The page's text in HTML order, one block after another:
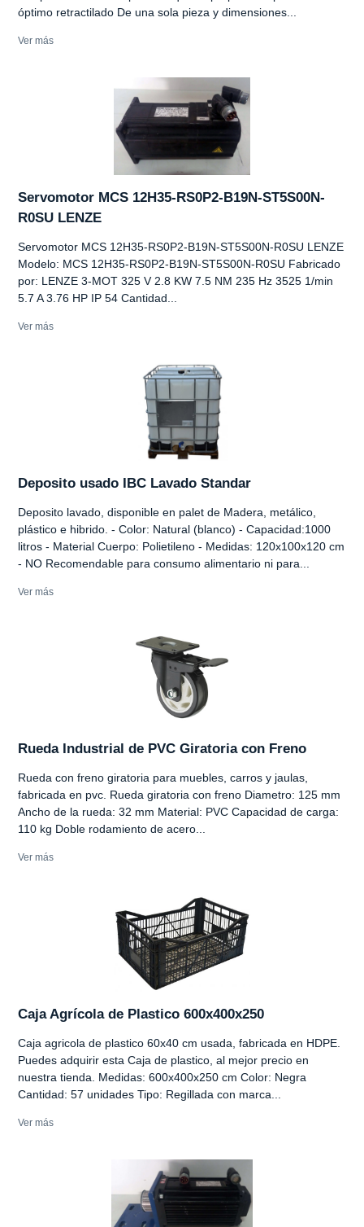
óptimo retractilado De una sola pieza y dimensiones...
Ver más
Servomotor MCS 12H35-RS0P2-B19N-ST5S00N-
R0SU LENZE
Servomotor MCS 12H35-RS0P2-B19N-ST5S00N-R0SU LENZE
Modelo: MCS 12H35-RS0P2-B19N-ST5S00N-R0SU Fabricado
por: LENZE 3-MOT 325 V 2.8 KW 7.5 NM 235 Hz 3525 1/min
5.7 A 3.76 HP IP 54 Cantidad...
Ver más
Deposito usado IBC Lavado Standar
Deposito lavado, disponible en palet de Madera, metálico,
plástico e hibrido. - Color: Natural (blanco) - Capacidad:1000
litros - Material Cuerpo: Polietileno - Medidas: 120x100x120 cm
- NO Recomendable para consumo alimentario ni para...
Ver más
Rueda Industrial de PVC Giratoria con Freno
Rueda con freno giratoria para muebles, carros y jaulas,
fabricada en pvc. Rueda giratoria con freno Diametro: 125 mm
Ancho de la rueda: 32 mm Material: PVC Capacidad de carga:
110 kg Doble rodamiento de acero...
Ver más
Caja Agrícola de Plastico 600x400x250
Caja agricola de plastico 60x40 cm usada, fabricada en HDPE.
Puedes adquirir esta Caja de plastico, al mejor precio en
nuestra tienda. Medidas: 600x400x250 cm Color: Negra
Cantidad: 57 unidades Tipo: Regillada con marca...
Ver más